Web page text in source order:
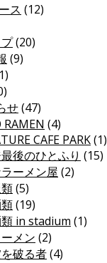
ス (12)
(20)
(9)
せ(47)
RAMEN (4)
CAFE PARK(1)
後のひとふり (15)
ーメン屋 (2)
(5)
(19)
in stadium (1)
メン (2)
破る者(4)